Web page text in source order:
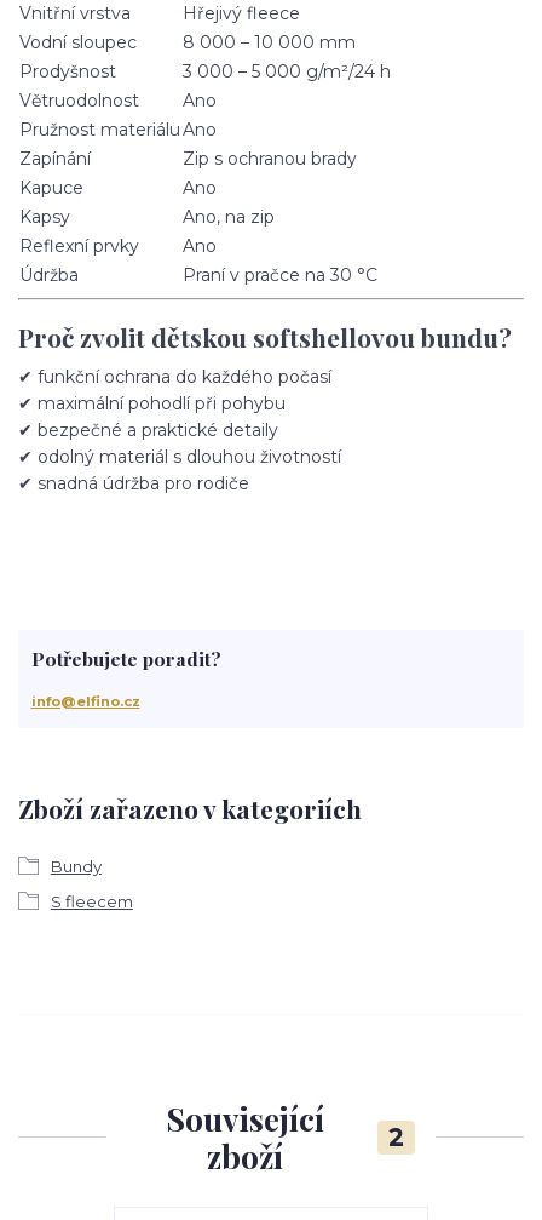
Vnitřní vrstva
Hřejivý fleece
Vodní sloupec
8 000 – 10 000 mm
Prodyšnost
3 000 – 5 000 g/m²/24 h
Větruodolnost
Ano
Pružnost materiáluAno
Zapínání
Zip s ochranou brady
Kapuce
Ano
Kapsy
Ano, na zip
Reflexní prvky
Ano
Údržba
Praní v pračce na 30 °C
Proč zvolit dětskou softshellovou bundu?
✔ funkční ochrana do každého počasí
✔ maximální pohodlí při pohybu
✔ bezpečné a praktické detaily
✔ odolný materiál s dlouhou životností
✔ snadná údržba pro rodiče
Zboží zařazeno v kategoriích
Bundy
S fleecem
Potřebujete poradit?
info@elfino.cz
Související
zboží
2